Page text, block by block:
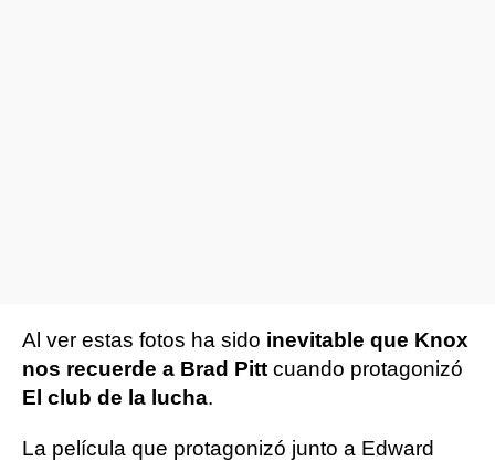
Al ver estas fotos ha sido inevitable que Knox
nos recuerde a Brad Pitt cuando protagonizó
El club de la lucha.
La película que protagonizó junto a Edward